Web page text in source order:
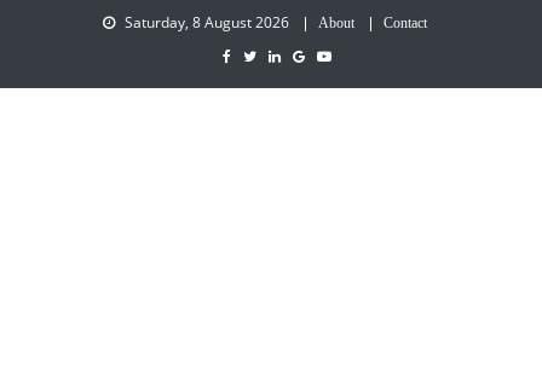
Saturday, 8 August 2026 About Contact